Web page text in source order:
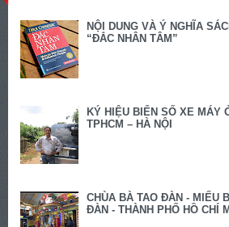
NỘI DUNG VÀ Ý NGHĨA
“ĐẮC NHÂN TÂM”
KÝ HIỆU BIỂN SỐ XE MÁY
TPHCM – HÀ NỘI
CHÙA BÀ TAO ĐÀN - MIẾU
ĐÀN - THÀNH PHỐ HỒ CHÍ